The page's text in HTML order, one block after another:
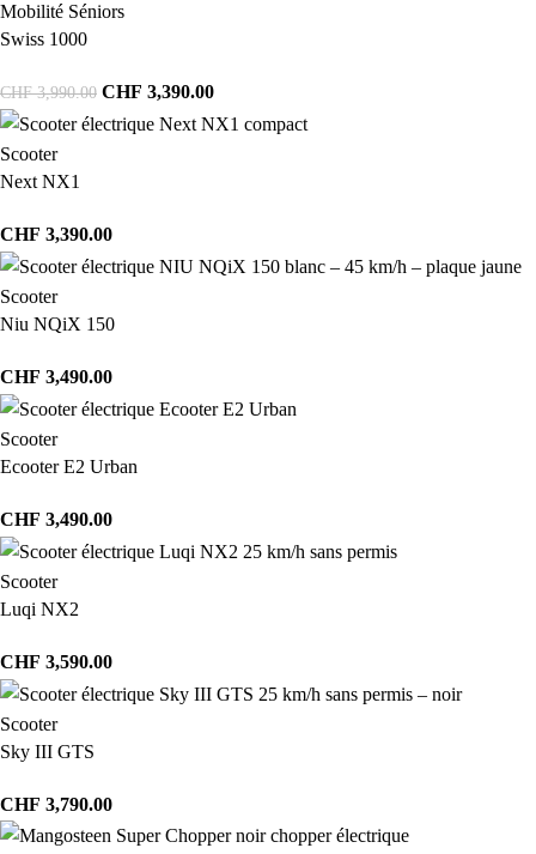
Mobilité Séniors
Swiss 1000
CHF3,990.00 CHF 3,390.00
Scooter
Next NX1
CHF 3,390.00
Scooter
Niu NQiX 150
CHF 3,490.00
Scooter
Ecooter E2 Urban
CHF 3,490.00
Scooter
Luqi NX2
CHF 3,590.00
Scooter
Sky III GTS
CHF 3,790.00